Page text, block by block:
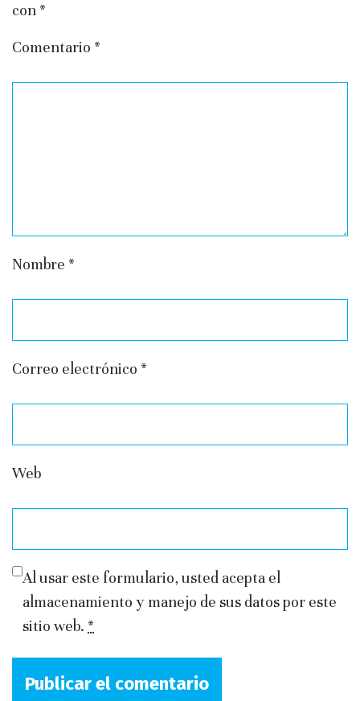
con *
Comentario *
Nombre *
Correo electrónico *
Web
Al usar este formulario, usted acepta el
almacenamiento y manejo de sus datos por este
sitio web. *